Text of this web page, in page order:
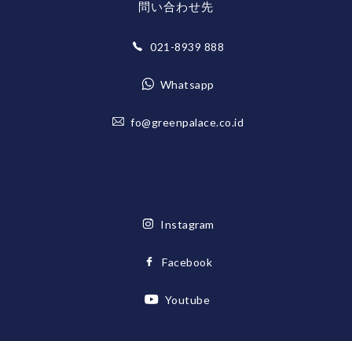
問い合わせ先
021-8939 888
Whatsapp
fo@greenpalace.co.id
Instagram
Facebook
Youtube